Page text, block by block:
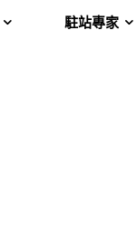
駐站專家